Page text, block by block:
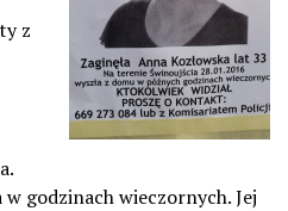
z
godzinach wieczornych. Jej